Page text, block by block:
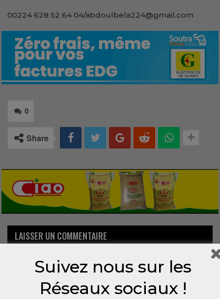
00224 628 52 64 04/abdoulbela224@gmail.com
0
Share
LAISSER UN COMMENTAIRE
Votre adresse email ne sera pas publiée.
Suivez nous sur les
Réseaux sociaux !